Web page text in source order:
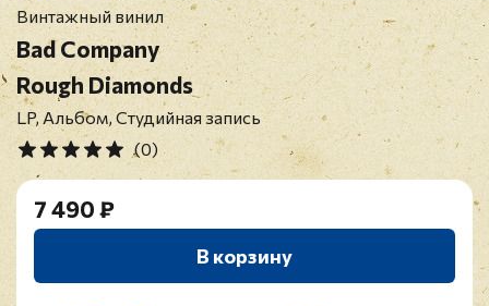
Винтажный винил
Bad Company
Rough Diamonds
LP, Альбом, Студийная запись
(0)
7 490 ₽
В корзину